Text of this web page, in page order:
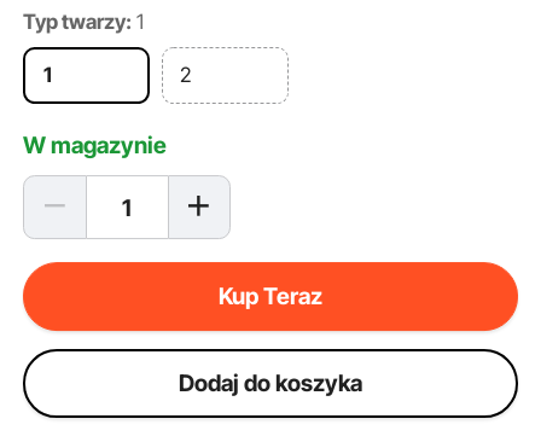
Typ twarzy: 1
1 2
W magazynie
Kup Teraz
Dodaj do koszyka